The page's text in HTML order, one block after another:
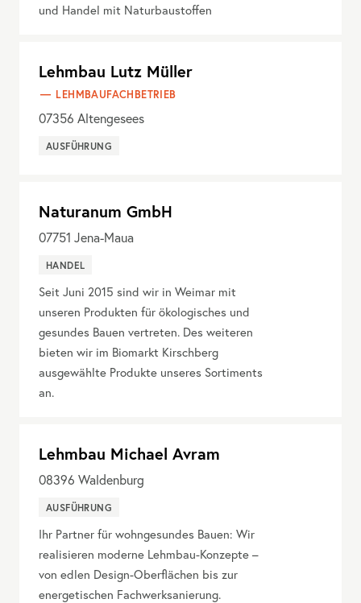
und Handel mit Naturbaustoffen
Lehmbau Lutz Müller
LEHMBAUFACHBETRIEB
07356 Altengesees
AUSFÜHRUNG
Naturanum GmbH
07751 Jena-Maua
HANDEL
Seit Juni 2015 sind wir in Weimar mit
unseren Produkten für ökologisches und
gesundes Bauen vertreten. Des weiteren
bieten wir im Biomarkt Kirschberg
ausgewählte Produkte unseres Sortiments
an.
Lehmbau Michael Avram
08396 Waldenburg
AUSFÜHRUNG
Ihr Partner für wohngesundes Bauen: Wir
realisieren moderne Lehmbau-Konzepte –
von edlen Design-Oberflächen bis zur
energetischen Fachwerksanierung.